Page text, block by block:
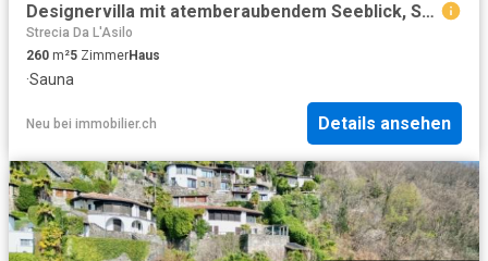
Designervilla mit atemberaubendem Seeblick, SPA und Innenpool Vico Morcote
Strecia Da L'Asilo
260 m²5 ZimmerHaus
·Sauna
Neu bei immobilier.ch Details ansehen